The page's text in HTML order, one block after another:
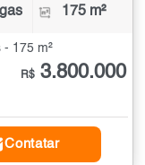
175 m²
- 175 m²
R$ 3.800.000
Contatar